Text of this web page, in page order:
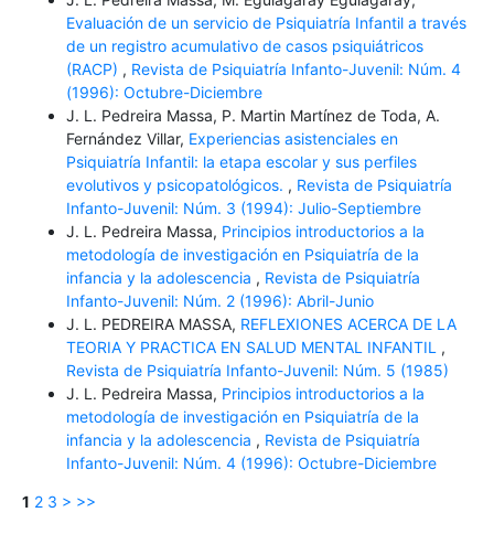
Evaluación de un servicio de Psiquiatría Infantil a través
de un registro acumulativo de casos psiquiátricos
(RACP) , Revista de Psiquiatría Infanto-Juvenil: Núm. 4
(1996): Octubre-Diciembre
J. L. Pedreira Massa, P. Martin Martínez de Toda, A.
Fernández Villar, Experiencias asistenciales en
Psiquiatría Infantil: la etapa escolar y sus perfiles
evolutivos y psicopatológicos. , Revista de Psiquiatría
Infanto-Juvenil: Núm. 3 (1994): Julio-Septiembre
J. L. Pedreira Massa, Principios introductorios a la
metodología de investigación en Psiquiatría de la
infancia y la adolescencia , Revista de Psiquiatría
Infanto-Juvenil: Núm. 2 (1996): Abril-Junio
J. L. PEDREIRA MASSA, REFLEXIONES ACERCA DE LA
TEORIA Y PRACTICA EN SALUD MENTAL INFANTIL ,
Revista de Psiquiatría Infanto-Juvenil: Núm. 5 (1985)
J. L. Pedreira Massa, Principios introductorios a la
metodología de investigación en Psiquiatría de la
infancia y la adolescencia , Revista de Psiquiatría
Infanto-Juvenil: Núm. 4 (1996): Octubre-Diciembre
1 2 3 > >>